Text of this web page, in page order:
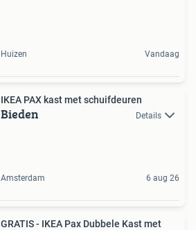
Huizen Vandaag
IKEA PAX kast met schuifdeuren
Bieden Details
Amsterdam 6 aug 26
GRATIS - IKEA Pax Dubbele Kast met